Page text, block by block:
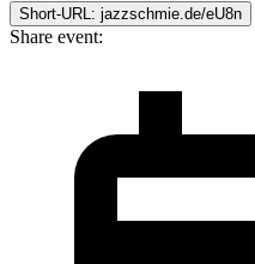
Short-URL: jazzschmie.de/eU8n
Share event: